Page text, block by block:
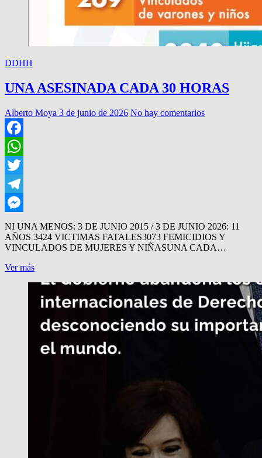
DDHH
UNA ASESINADA CADA 30 HORAS
Alberto Moya 3 de junio de 2026 No hay comentarios
Facebook
WhatsApp
Twitter
Telegram
Messenger
NI UNA MENOS: 3 DE JUNIO 2015 / 3 DE JUNIO 2026: 11
AÑOS 3424 VICTIMAS FATALES3073 FEMICIDIOS Y
VINCULADOS DE MUJERES Y NIÑASUNA CADA…
Ver másUNA
CADA
30
HORAS